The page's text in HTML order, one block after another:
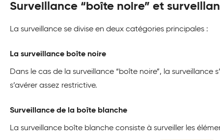
Surveillance “boîte noire” et
La surveillance se divise en deux catégories principales :
La surveillance boîte noire
Dans le cas de la surveillance “boîte noire”, la
s’avérer assez restrictive.
Surveillance de la boîte blanche
La surveillance boîte blanche consiste à surveiller les